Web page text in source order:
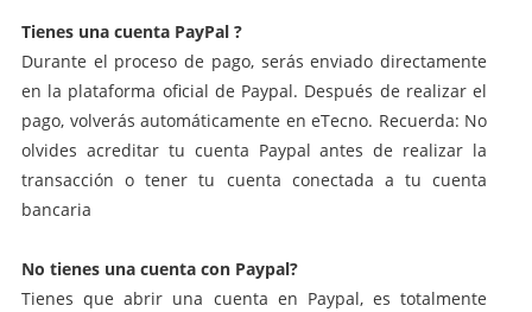
Tienes una cuenta PayPal ?
Durante el proceso de pago, serás enviado directamente
en la plataforma oficial de Paypal. Después de realizar el
pago, volverás automáticamente en eTecno. Recuerda: No
olvides acreditar tu cuenta Paypal antes de realizar la
transacción o tener tu cuenta conectada a tu cuenta
bancaria
No tienes una cuenta con Paypal?
Tienes que abrir una cuenta en Paypal, es totalmente